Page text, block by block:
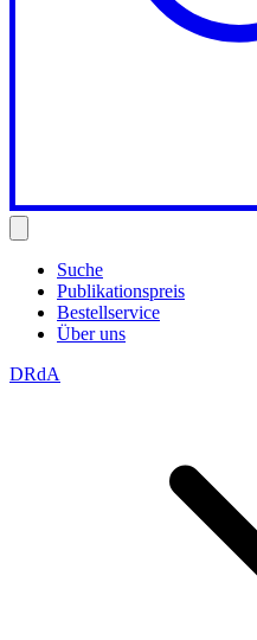
Suche
Publikationspreis
Bestellservice
Über uns
DRdA